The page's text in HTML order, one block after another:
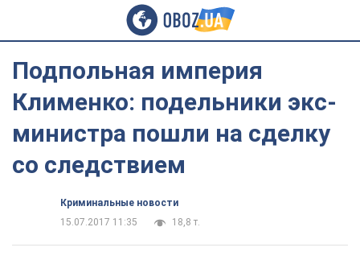
Подпольная империя
Клименко: подельники экс-
министра пошли на сделку
со следствием
Криминальные новости
15.07.2017 11:35
18,8 т.